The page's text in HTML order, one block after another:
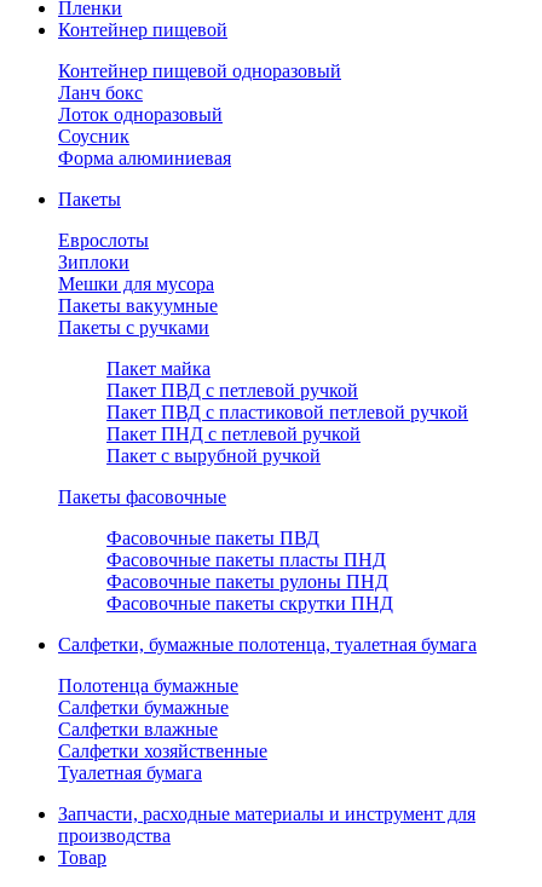
Пленки
Контейнер пищевой
Контейнер пищевой одноразовый
Ланч бокс
Лоток одноразовый
Соусник
Форма алюминиевая
Пакеты
Еврослоты
Зиплоки
Мешки для мусора
Пакеты вакуумные
Пакеты с ручками
Пакет майка
Пакет ПВД с петлевой ручкой
Пакет ПВД с пластиковой петлевой ручкой
Пакет ПНД с петлевой ручкой
Пакет с вырубной ручкой
Пакеты фасовочные
Фасовочные пакеты ПВД
Фасовочные пакеты пласты ПНД
Фасовочные пакеты рулоны ПНД
Фасовочные пакеты скрутки ПНД
Салфетки, бумажные полотенца, туалетная бумага
Полотенца бумажные
Салфетки бумажные
Салфетки влажные
Салфетки хозяйственные
Туалетная бумага
Запчасти, расходные материалы и инструмент для
производства
Товар